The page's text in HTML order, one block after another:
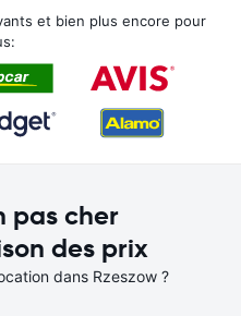
et bien plus encore pour
pas cher
des prix
dans Rzeszow ?